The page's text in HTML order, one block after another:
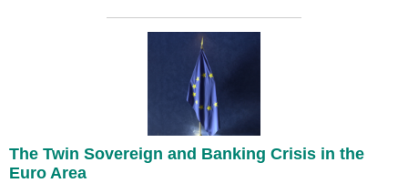
The Twin Sovereign and Banking Crisis in the
Euro Area